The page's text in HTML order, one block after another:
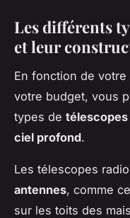
Les différents
et leur
En fonction de
votre budget, vous
types de télescopes
ciel profond.
Les télescopes
antennes, comme
sur les toits des